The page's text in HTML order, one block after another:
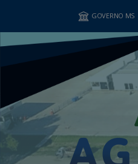
GOVERNO MS